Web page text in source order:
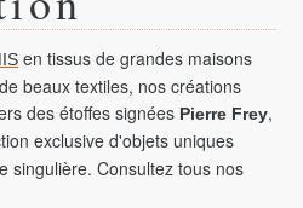
en tissus de grandes maisons
beaux textiles, nos créations
des étoffes signées Pierre Frey,
exclusive d'objets uniques
singulière. Consultez tous nos